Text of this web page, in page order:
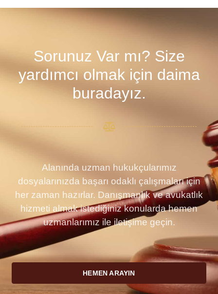
Sorunuz Var mı? Size
yardımcı olmak için daima
buradayız.
Alanında uzman hukukçularımız
dosyalarınızda başarı odaklı çalışmaları için
her zaman hazırlar. Danışmanlık ve avukatlık
hizmeti almak istediğiniz konularda hemen
uzmanlarımız ile iletişime geçin.
HEMEN ARAYIN